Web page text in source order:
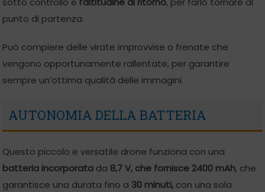
punto di partenza.
Può compiere delle virate improvvise o frenate che
vengono opportunamente rallentate, per garantire
sempre un’ottima qualità delle immagini.
AUTONOMIA DELLA BATTERIA
Questo piccolo e versatile drone funziona con una
batteria incorporata da 8,7 V, che fornisce 2400 mAh, che
garantisce una durata fino a 30 minuti, con una sola